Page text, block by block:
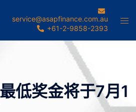
service@asapfinance.com.au
+61-2-9858-2393
低奖金将于7月1